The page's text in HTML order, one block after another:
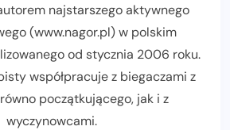
najstarszego aktywnego
(www.nagor.pl) w polskim
od stycznia 2006 roku.
współpracuje z biegaczami z
początkującego, jak i z
wyczynowcami.